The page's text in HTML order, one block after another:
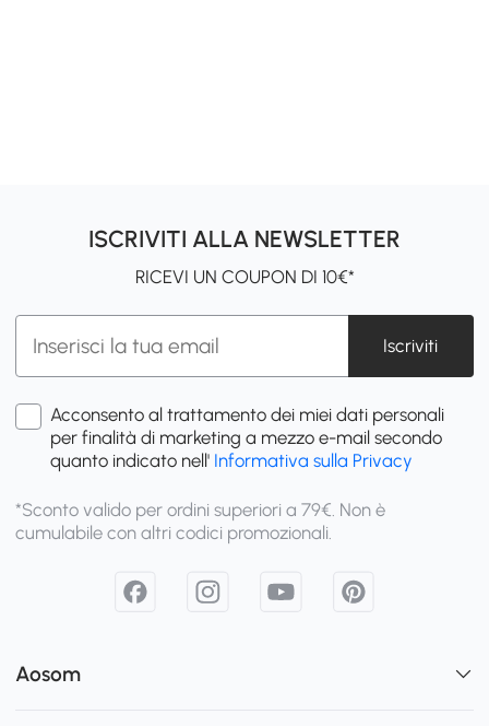
ISCRIVITI ALLA NEWSLETTER
RICEVI UN COUPON DI 10€*
Iscriviti
Acconsento al trattamento dei miei dati personali
per finalità di marketing a mezzo e-mail secondo
quanto indicato nell' Informativa sulla Privacy
*Sconto valido per ordini superiori a 79€. Non è
cumulabile con altri codici promozionali.
Aosom